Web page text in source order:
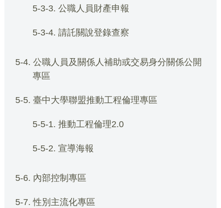
5-3-3. 公職人員財產申報
5-3-4. 請託關說登錄查察
5-4. 公職人員及關係人補助或交易身分關係公開
專區
5-5. 臺中大學聯盟推動工程倫理專區
5-5-1. 推動工程倫理2.0
5-5-2. 宣導海報
5-6. 內部控制專區
5-7. 性別主流化專區